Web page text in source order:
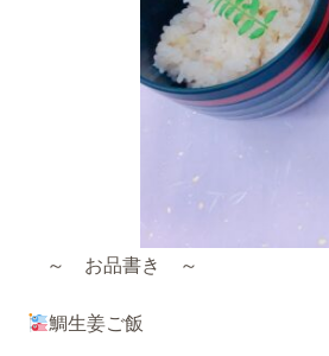
～ お品書き ～
鯛生姜ご飯